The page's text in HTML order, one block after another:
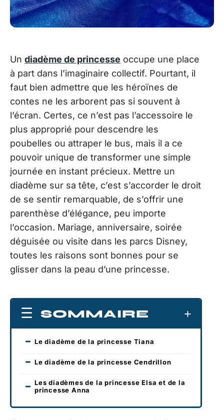
Un diadème de princesse occupe une place
à part dans l’imaginaire collectif. Pourtant, il
faut bien admettre que les héroïnes de
contes ne les arborent pas si souvent à
l’écran. Certes, ce n’est pas l’accessoire le
plus approprié pour descendre les
poubelles ou attraper le bus, mais il a ce
pouvoir unique de transformer une simple
journée en instant précieux. Mettre un
diadème sur sa tête, c’est s’accorder le droit
de se sentir remarquable, de s’offrir une
parenthèse d’élégance, peu importe
l’occasion. Mariage, anniversaire, soirée
déguisée ou visite dans les parcs Disney,
toutes les raisons sont bonnes pour se
glisser dans la peau d’une princesse.
SOMMAIRE
Le diadème de la princesse Tiana
Le diadème de la princesse Cendrillon
Les diadèmes de la princesse Elsa et de la
princesse Anna